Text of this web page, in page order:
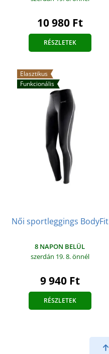
10 980 Ft
RÉSZLETEK
Elasztikus
Funkcionális
Női sportleggings BodyFit
8 NAPON BELÜL
szerdán 19. 8.önnél
9 940 Ft
RÉSZLETEK